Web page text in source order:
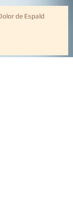
de Espald